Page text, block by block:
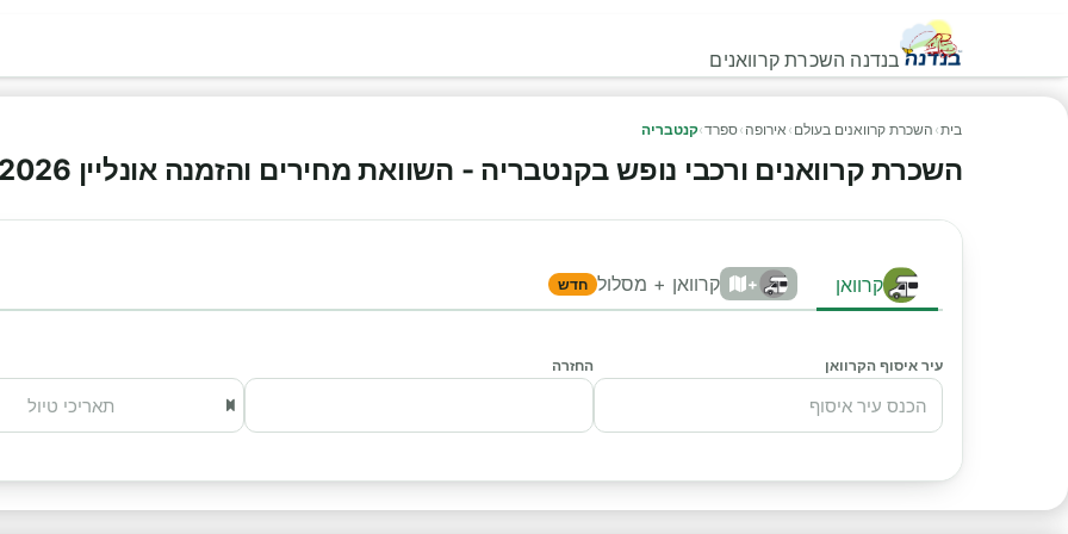
בנדנה השכרת קרוואנים
בית› השכרת קרוואנים בעולם › אירופה ›ספרד›קנטבריה
השכרת קרוואנים ורכבי נופש בקנטבריה - השוואת מחירים והזמנה אונליין 2026
קרוואן + קרוואן + מסלול חדש
עיר איסוף הקרוואן החזרה